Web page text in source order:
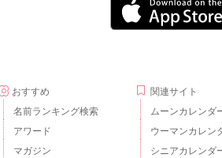
おすすめ
名前ランキング検索
アワード
マガジン
関連サイト
ムーンカレンダ
ウーマンカレン
シニアカレンダ